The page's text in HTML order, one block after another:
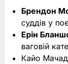
Брендон
суддів у
Ерін
ваговій
Кайо